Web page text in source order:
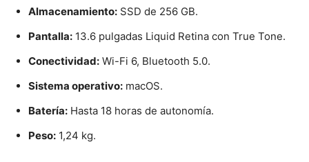
Almacenamiento: SSD de 256 GB.
Pantalla: 13.6 pulgadas Liquid Retina con True Tone.
Conectividad: Wi-Fi 6, Bluetooth 5.0.
Sistema operativo: macOS.
Batería: Hasta 18 horas de autonomía.
Peso: 1,24 kg.